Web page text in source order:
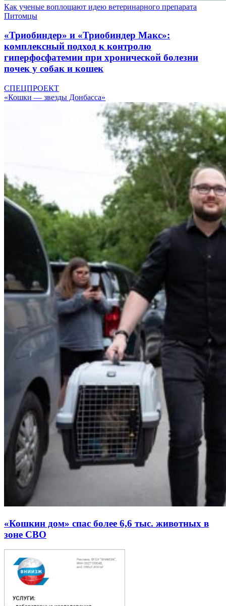
Как ученые воплощают идею ветеринарного препарата
Питомцы
«Триобиндер» и «Триобиндер Макс»:
комплексный подход к контролю
гиперфосфатемии при хронической болезни
почек у собак и кошек
СПЕЦПРОЕКТ
«Кошки — звезды Донбасса»
«Кошкин дом» спас более 6,6 тыс. животных в
зоне СВО